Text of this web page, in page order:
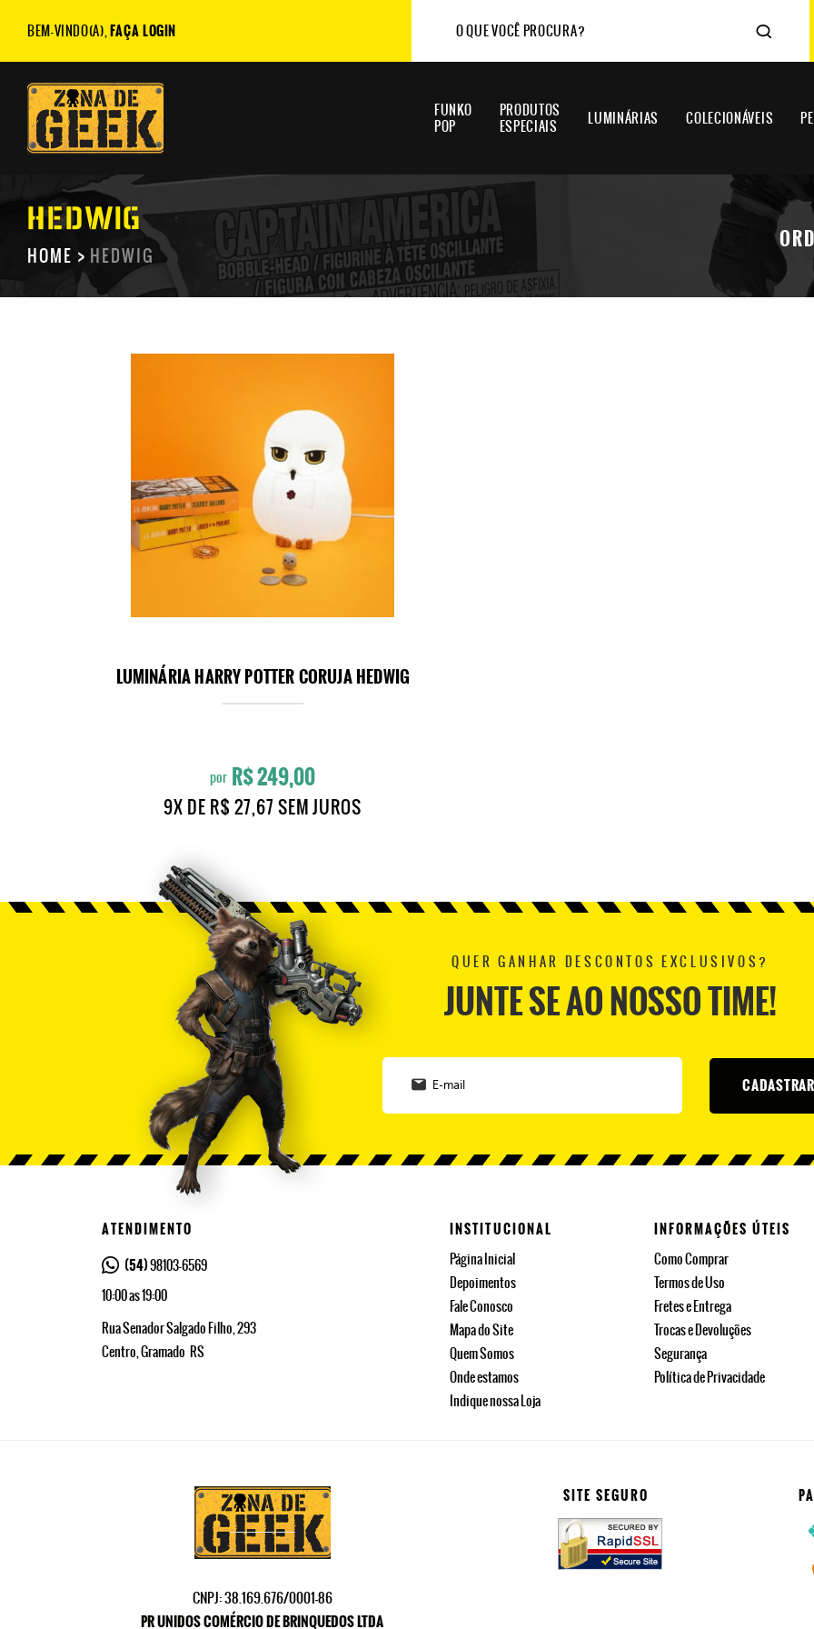
BEM-VINDO(A),FAÇA LOGIN
FUNKO
POP
PRODUTOS
ESPECIAIS
LUMINÁRIAS COLECIONÁVEIS
HOME HEDWIG
HEDWIG
LUMINÁRIA HARRY POTTER CORUJA HEDWIG
por R$ 249,00
9X DE R$ 27,67 SEM JUROS
QUER GANHAR DESCONTOS EXCLUSIVOS?
JUNTE SE AO NOSSO TIME!
CADASTRAR
ATENDIMENTO
(54)98103-6569
10:00 as 19:00
Rua Senador Salgado Filho, 293
Centro, Gramado RS
INSTITUCIONAL
Página Inicial
Depoimentos
Fale Conosco
Mapa do Site
Quem Somos
Onde estamos
Indique nossa Loja
INFORMAÇÕES ÚTEIS
Como Comprar
Termos de Uso
Fretes e Entrega
Trocas e Devoluções
Segurança
Política de Privacidade
PR UNIDOS COMÉRCIO DE BRINQUEDOS LTDA
CNPJ: 38.169.676/0001-86
SITE SEGURO